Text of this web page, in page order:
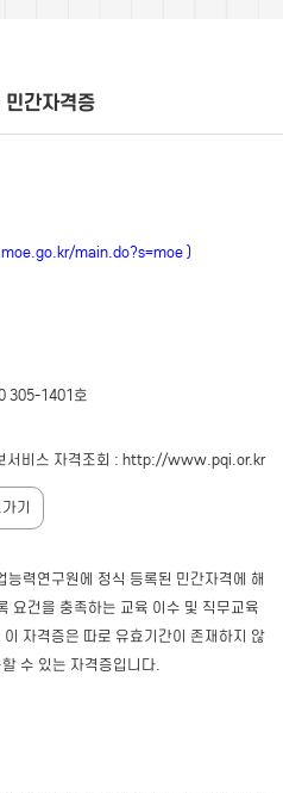
간자격증
main.do?s=moe )
305-1401호
서비스 자격조회 : http://www.pqi.or.kr
기
력연구원에 정식 등록된 민간자격에 해
요건을 충족하는 교육 이수 및 직무교육
자격증은 따로 유효기간이 존재하지 않
수 있는 자격증입니다.